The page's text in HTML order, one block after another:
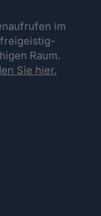
im
Raum.
Sie hier.